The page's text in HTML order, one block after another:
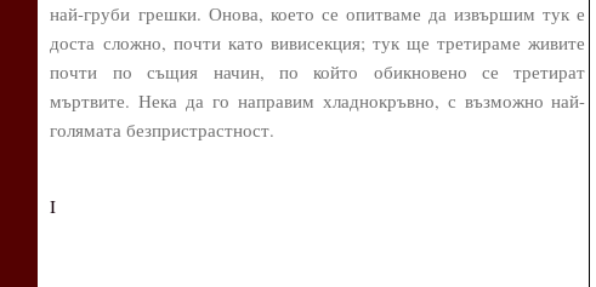
най-груби грешки. Онова, което се опитваме да извършим тук е
доста сложно, почти като вивисекция; тук ще третираме живите
почти по същия начин, по който обикновено се третират
мъртвите. Нека да го направим хладнокръвно, с възможно най-
голямата безпристрастност.
I